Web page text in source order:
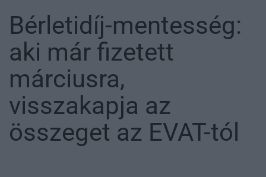
Bérletidíj-mentesség:
aki már fizetett
márciusra,
visszakapja az
összeget az EVAT-tól